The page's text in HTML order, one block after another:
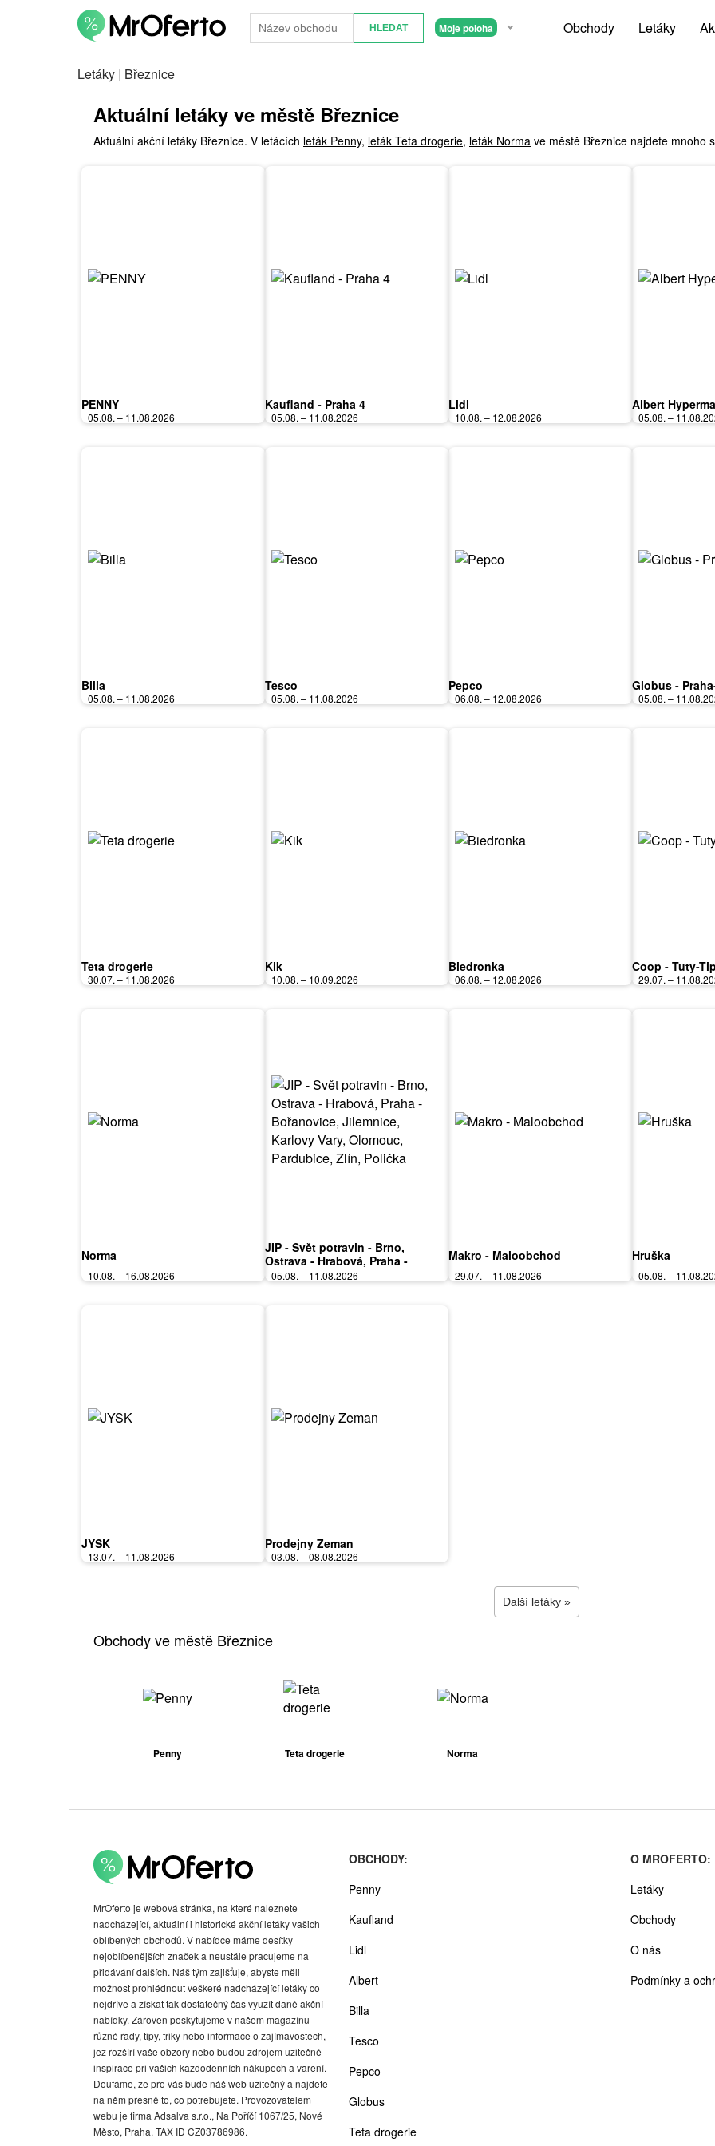
Moje poloha Obchody Letáky
Letáky | Březnice
Aktuální letáky ve městě Březnice
Aktuální akční letáky Březnice. V letácích leták Penny, leták Teta drogerie, leták Norma ve městě Březnice najdete mnoho
PENNY
05.08. – 11.08.2026
Kaufland - Praha 4
05.08. – 11.08.2026
Lidl
10.08. – 12.08.2026
Albert
05.08. –
Billa
05.08. – 11.08.2026
Tesco
05.08. – 11.08.2026
Pepco
06.08. – 12.08.2026
Globus -
05.08. –
Teta drogerie
30.07. – 11.08.2026
Kik
10.08. – 10.09.2026
Biedronka
06.08. – 12.08.2026
Coop - Tuty-
29.07. –
Norma
10.08. – 16.08.2026
JIP - Svět potravin - Brno,
Ostrava - Hrabová, Praha -
Bořanovice, Jilemnice, Karlovy
05.08. – 11.08.2026
Makro - Maloobchod
29.07. – 11.08.2026
Hruška
05.08. –
JYSK
13.07. – 11.08.2026
Prodejny Zeman
03.08. – 08.08.2026
Další letáky »
Obchody ve městě Březnice
Penny Teta drogerie Norma
MrOferto je webová stránka, na které naleznete
nadcházející, aktuální i historické akční letáky vašich
oblíbených obchodů. V nabídce máme desítky
nejoblíbenějších značek a neustále pracujeme na
přidávání dalších. Náš tým zajišťuje, abyste měli
možnost prohlédnout veškeré nadcházející letáky co
nejdříve a získat tak dostatečný čas využít dané akční
nabídky. Zároveň poskytujeme v našem magazínu
různé rady, tipy, triky nebo informace o zajímavostech,
jež rozšíří vaše obzory nebo budou zdrojem užitečné
inspirace při vašich každodenních nákupech a vaření.
Doufáme, že pro vás bude náš web užitečný a najdete
na něm přesně to, co potřebujete. Provozovatelem
webu je firma Adsalva s.r.o., Na Poříčí 1067/25, Nové
Město, Praha. TAX ID CZ03786986.
OBCHODY:
Penny
Kaufland
Lidl
Albert
Billa
Tesco
Pepco
Globus
Teta drogerie
O MROFERTO:
Letáky
Obchody
O nás
Podmínky a